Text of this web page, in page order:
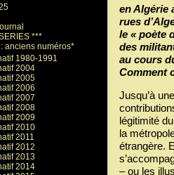
en Algérie
rues
le « poète
des
au cours
Comment
Jusqu’à
légitimité
la
étrangère.
– ou les
***
anciens numéros*
1980-1991
2004
2005
2006
2007
2008
2009
2010
2011
2012
2013
2014